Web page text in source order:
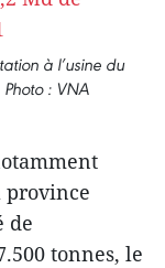
à l’usine du
: VNA
province
de
tonnes, le